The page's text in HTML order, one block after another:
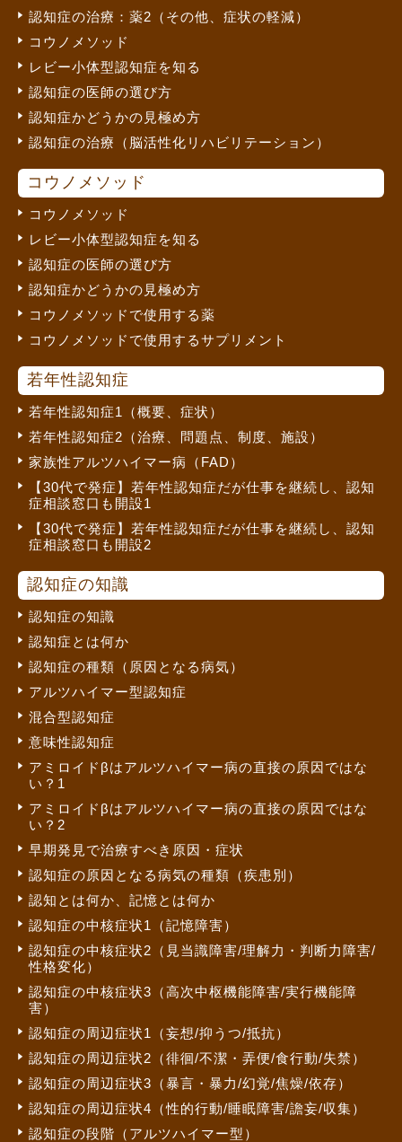
認知症の治療：薬2（その他、症状の軽減）
コウノメソッド
レビー小体型認知症を知る
認知症の医師の選び方
認知症かどうかの見極め方
認知症の治療（脳活性化リハビリテーション）
コウノメソッド
コウノメソッド
レビー小体型認知症を知る
認知症の医師の選び方
認知症かどうかの見極め方
コウノメソッドで使用する薬
コウノメソッドで使用するサプリメント
若年性認知症
若年性認知症1（概要、症状）
若年性認知症2（治療、問題点、制度、施設）
家族性アルツハイマー病（FAD）
【30代で発症】若年性認知症だが仕事を継続し、認知
症相談窓口も開設1
【30代で発症】若年性認知症だが仕事を継続し、認知
症相談窓口も開設2
認知症の知識
認知症の知識
認知症とは何か
認知症の種類（原因となる病気）
アルツハイマー型認知症
混合型認知症
意味性認知症
アミロイドβはアルツハイマー病の直接の原因ではな
い？1
アミロイドβはアルツハイマー病の直接の原因ではな
い？2
早期発見で治療すべき原因・症状
認知症の原因となる病気の種類（疾患別）
認知とは何か、記憶とは何か
認知症の中核症状1（記憶障害）
認知症の中核症状2（見当識障害/理解力・判断力障害/
性格変化）
認知症の中核症状3（高次中枢機能障害/実行機能障
害）
認知症の周辺症状1（妄想/抑うつ/抵抗）
認知症の周辺症状2（徘徊/不潔・弄便/食行動/失禁）
認知症の周辺症状3（暴言・暴力/幻覚/焦燥/依存）
認知症の周辺症状4（性的行動/睡眠障害/譫妄/収集）
認知症の段階（アルツハイマー型）